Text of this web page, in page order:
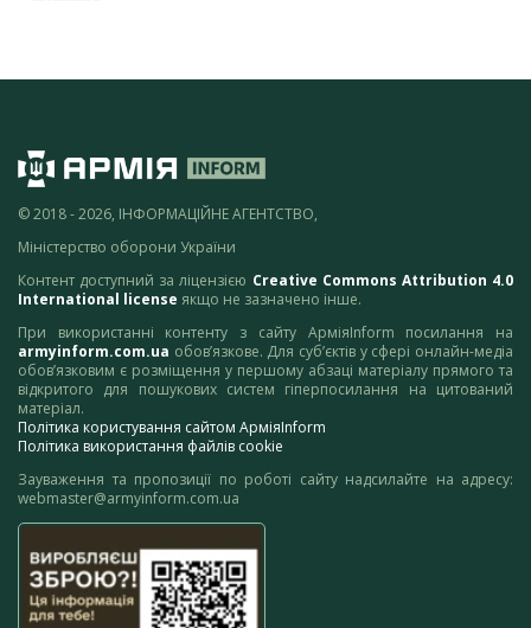
© 2018 - 2026, ІНФОРМАЦІЙНЕ АГЕНТСТВО,
Міністерство оборони України
Контент доступний за ліцензією Creative Commons Attribution 4.0
International license якщо не зазначено інше.
При використанні контенту з сайту АрміяInform посилання на
armyinform.com.ua обов’язкове. Для суб’єктів у сфері онлайн-медіа
обов’язковим є розміщення у першому абзаці матеріалу прямого та
відкритого для пошукових систем гіперпосилання на цитований
матеріал.
Політика користування сайтом АрміяInform
Політика використання файлів cookie
Зауваження та пропозиції по роботі сайту надсилайте на адресу:
webmaster@armyinform.com.ua